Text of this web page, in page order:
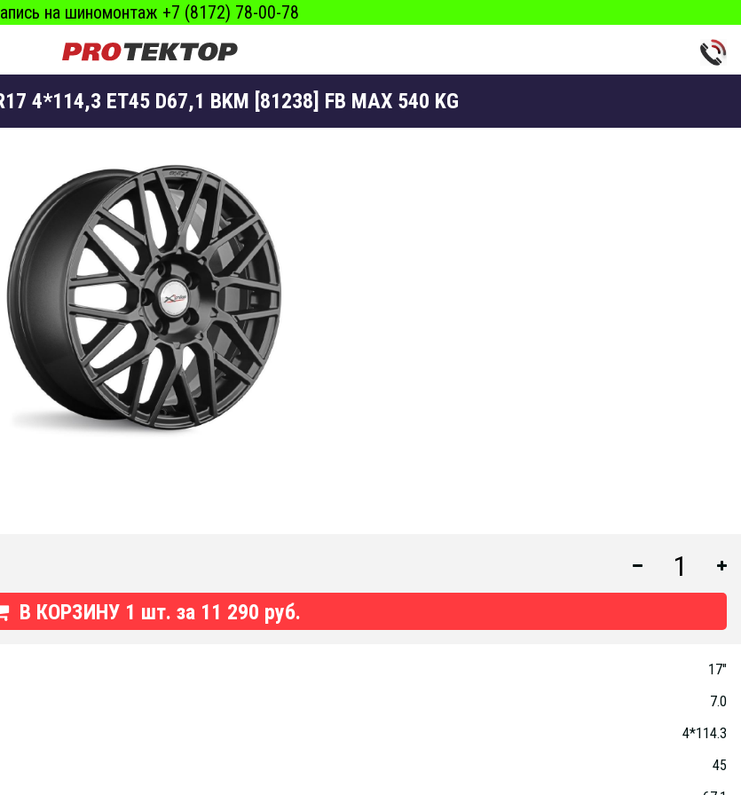
на шиномонтаж +7 (8172) 78-00-78
4*114,3 ET45 D67,1 BKM [81238] FB MAX 540 KG
В КОРЗИНУ 1 шт. за 11 290 руб.
17"
7.0
4*114.3
45